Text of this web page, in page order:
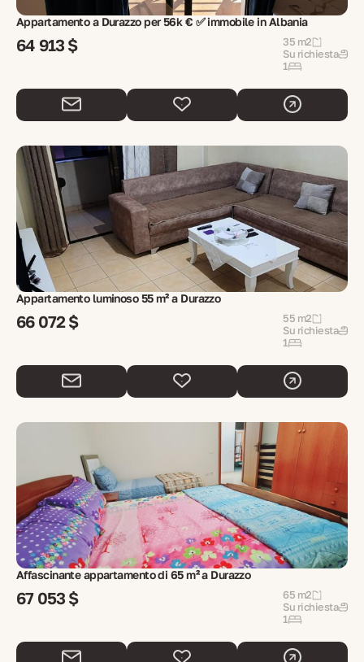
Appartamento a Durazzo per 56k € ✅ immobile in Albania
64 913 $
35 m2
Su richiesta
1
Appartamento luminoso 55 m² a Durazzo
66 072 $
55 m2
Su richiesta
1
Affascinante appartamento di 65 m² a Durazzo
67 053 $
65 m2
Su richiesta
1